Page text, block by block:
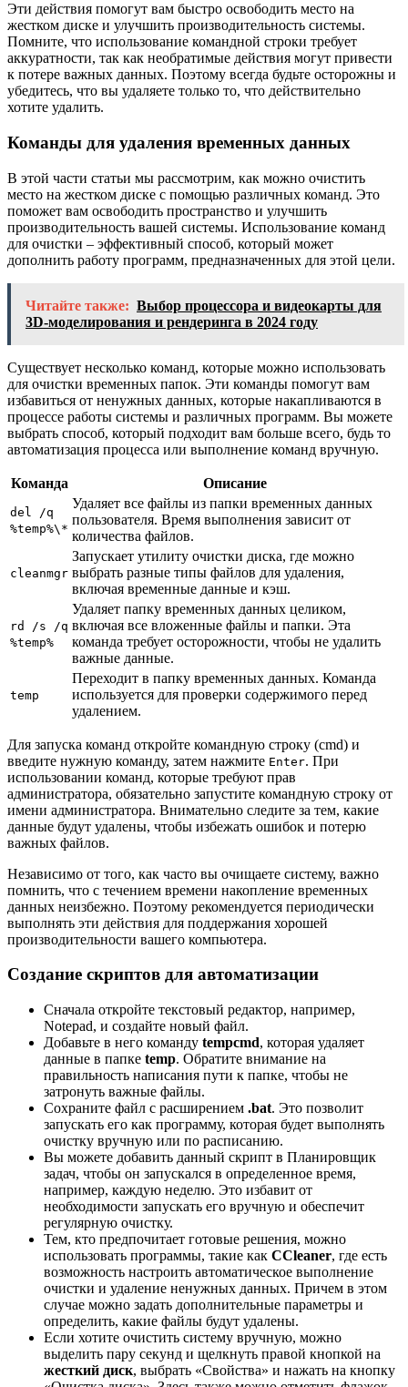
Эти действия помогут вам быстро освободить место на
жестком диске и улучшить производительность системы.
Помните, что использование командной строки требует
аккуратности, так как необратимые действия могут привести
к потере важных данных. Поэтому всегда будьте осторожны и
убедитесь, что вы удаляете только то, что действительно
хотите удалить.
Команды для удаления временных данных
В этой части статьи мы рассмотрим, как можно очистить
место на жестком диске с помощью различных команд. Это
поможет вам освободить пространство и улучшить
производительность вашей системы. Использование команд
для очистки – эффективный способ, который может
дополнить работу программ, предназначенных для этой цели.
Читайте также: Выбор процессора и видеокарты для
3D-моделирования и рендеринга в 2024 году
Существует несколько команд, которые можно использовать
для очистки временных папок. Эти команды помогут вам
избавиться от ненужных данных, которые накапливаются в
процессе работы системы и различных программ. Вы можете
выбрать способ, который подходит вам больше всего, будь то
автоматизация процесса или выполнение команд вручную.
Команда Описание
del /q
%temp%\*
Удаляет все файлы из папки временных данных
пользователя. Время выполнения зависит от
количества файлов.
cleanmgr
Запускает утилиту очистки диска, где можно
выбрать разные типы файлов для удаления,
включая временные данные и кэш.
rd /s /q
%temp%
Удаляет папку временных данных целиком,
включая все вложенные файлы и папки. Эта
команда требует осторожности, чтобы не удалить
важные данные.
temp
Переходит в папку временных данных. Команда
используется для проверки содержимого перед
удалением.
Для запуска команд откройте командную строку (cmd) и
введите нужную команду, затем нажмите Enter. При
использовании команд, которые требуют прав
администратора, обязательно запустите командную строку от
имени администратора. Внимательно следите за тем, какие
данные будут удалены, чтобы избежать ошибок и потерю
важных файлов.
Независимо от того, как часто вы очищаете систему, важно
помнить, что с течением времени накопление временных
данных неизбежно. Поэтому рекомендуется периодически
выполнять эти действия для поддержания хорошей
производительности вашего компьютера.
Создание скриптов для автоматизации
Сначала откройте текстовый редактор, например,
Notepad, и создайте новый файл.
Добавьте в него команду tempcmd, которая удаляет
данные в папке temp. Обратите внимание на
правильность написания пути к папке, чтобы не
затронуть важные файлы.
Сохраните файл с расширением .bat. Это позволит
запускать его как программу, которая будет выполнять
очистку вручную или по расписанию.
Вы можете добавить данный скрипт в Планировщик
задач, чтобы он запускался в определенное время,
например, каждую неделю. Это избавит от
необходимости запускать его вручную и обеспечит
регулярную очистку.
Тем, кто предпочитает готовые решения, можно
использовать программы, такие как CCleaner, где есть
возможность настроить автоматическое выполнение
очистки и удаление ненужных данных. Причем в этом
случае можно задать дополнительные параметры и
определить, какие файлы будут удалены.
Если хотите очистить систему вручную, можно
выделить пару секунд и щелкнуть правой кнопкой на
жесткий диск, выбрать «Свойства» и нажать на кнопку